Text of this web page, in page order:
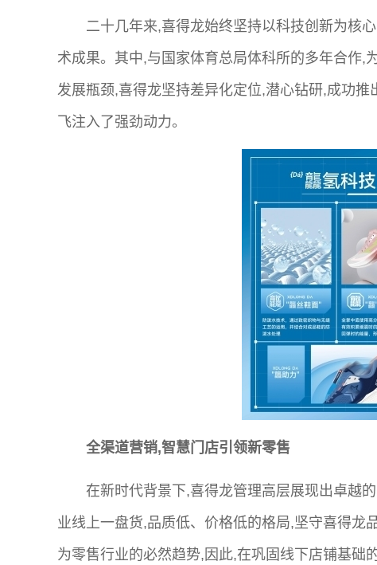
二十几年来,喜得龙始终坚持以科技创新为核
术成果。其中,与国家体育总局体科所的多年合作,
发展瓶颈,喜得龙坚持差异化定位,潜心钻研,成功推
飞注入了强劲动力。
全渠道营销,智慧门店引领新零售
在新时代背景下,喜得龙管理高层展现出卓越
业线上一盘货,品质低、价格低的格局,坚守喜得龙
为零售行业的必然趋势,因此,在巩固线下店铺基础